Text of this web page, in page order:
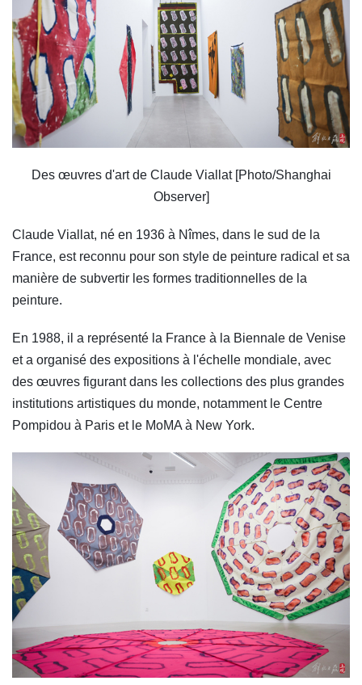
Des œuvres d'art de Claude Viallat [Photo/Shanghai
Observer]
Claude Viallat, né en 1936 à Nîmes, dans le sud de la
France, est reconnu pour son style de peinture radical et sa
manière de subvertir les formes traditionnelles de la
peinture.
En 1988, il a représenté la France à la Biennale de Venise
et a organisé des expositions à l'échelle mondiale, avec
des œuvres figurant dans les collections des plus grandes
institutions artistiques du monde, notamment le Centre
Pompidou à Paris et le MoMA à New York.